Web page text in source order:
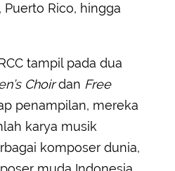
Puerto Rico, hingga
tampil pada dua
Choirdan Free
penampilan, mereka
karya musik
komposer dunia,